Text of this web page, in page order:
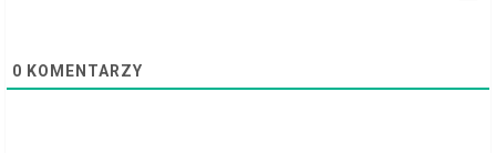
g
0 KOMENTARZY